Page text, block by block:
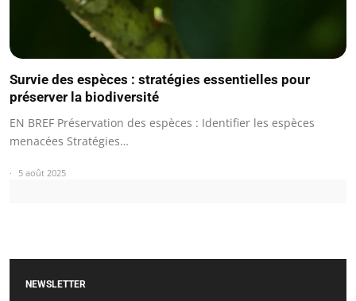
Survie des espèces : stratégies essentielles pour
préserver la biodiversité
EN BREF Préservation des espèces : Identifier les espèces
menacées Stratégies…
5 août 2025
NEWSLETTER